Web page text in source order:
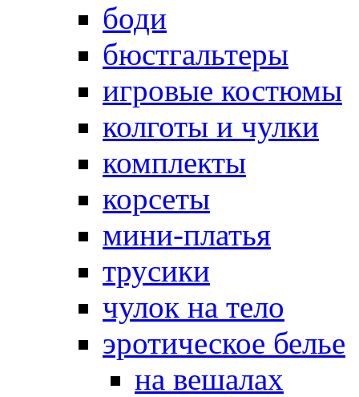
боди
бюстгальтеры
игровые костюмы
колготы и чулки
комплекты
корсеты
мини-платья
трусики
чулок на тело
эротическое белье
на вешалах